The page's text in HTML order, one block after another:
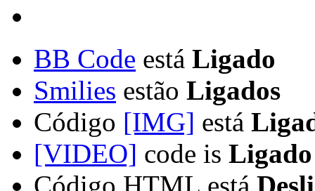
BB Code está Ligado
Smilies estão Ligados
Código [IMG] está
[VIDEO] code is Ligado